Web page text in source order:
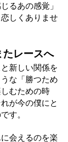
るあの感覚」
しくありませ
レースへ
新しい関係を
な「勝つため
むための時
が今の僕にと
す。
会えるのを楽